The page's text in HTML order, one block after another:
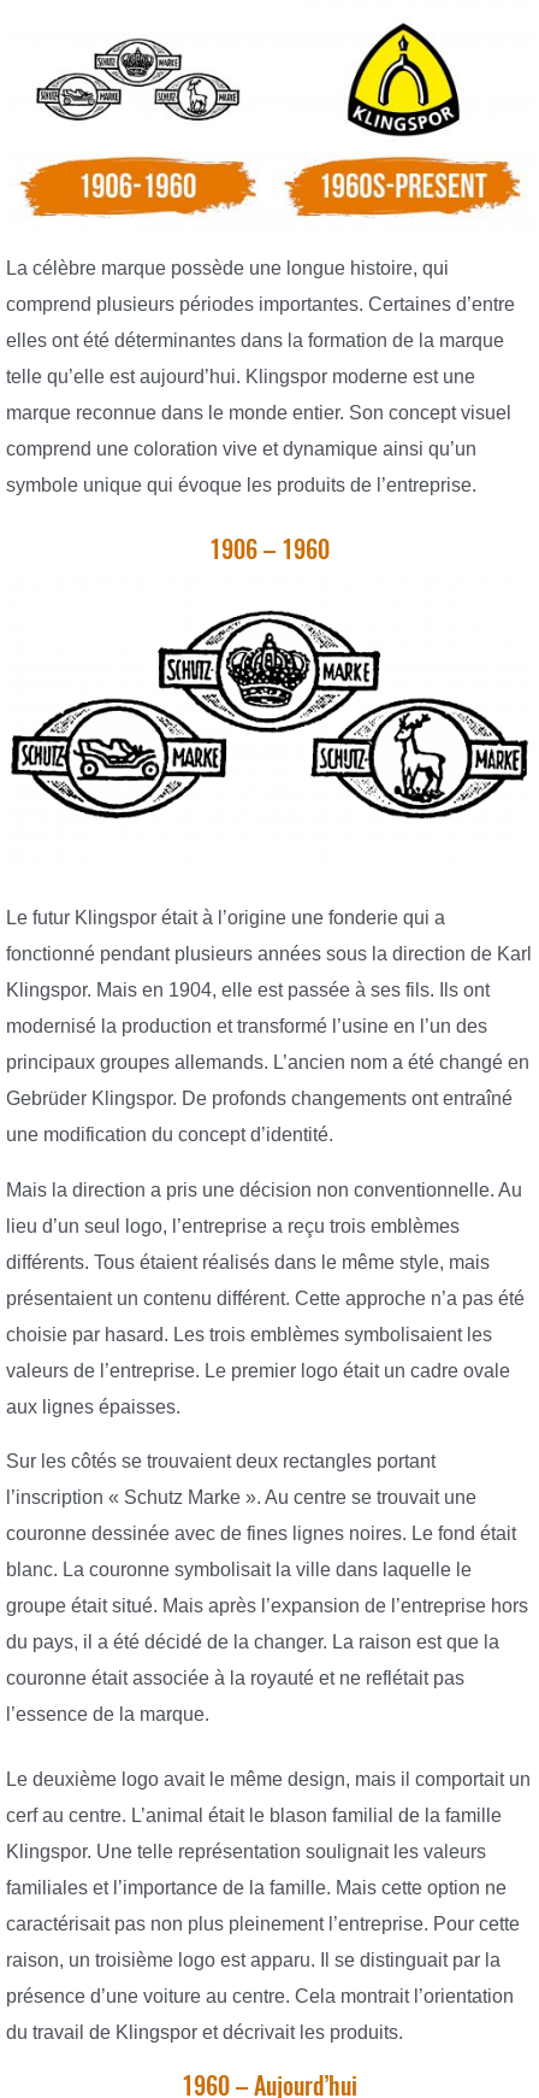
La célèbre marque possède une longue histoire, qui
comprend plusieurs périodes importantes. Certaines d’entre
elles ont été déterminantes dans la formation de la marque
telle qu’elle est aujourd’hui. Klingspor moderne est une
marque reconnue dans le monde entier. Son concept visuel
comprend une coloration vive et dynamique ainsi qu’un
symbole unique qui évoque les produits de l’entreprise.
1906 – 1960
Le futur Klingspor était à l’origine une fonderie qui a
fonctionné pendant plusieurs années sous la direction de Karl
Klingspor. Mais en 1904, elle est passée à ses fils. Ils ont
modernisé la production et transformé l’usine en l’un des
principaux groupes allemands. L’ancien nom a été changé en
Gebrüder Klingspor. De profonds changements ont entraîné
une modification du concept d’identité.
Mais la direction a pris une décision non conventionnelle. Au
lieu d’un seul logo, l’entreprise a reçu trois emblèmes
différents. Tous étaient réalisés dans le même style, mais
présentaient un contenu différent. Cette approche n’a pas été
choisie par hasard. Les trois emblèmes symbolisaient les
valeurs de l’entreprise. Le premier logo était un cadre ovale
aux lignes épaisses.
Sur les côtés se trouvaient deux rectangles portant
l’inscription « Schutz Marke ». Au centre se trouvait une
couronne dessinée avec de fines lignes noires. Le fond était
blanc. La couronne symbolisait la ville dans laquelle le
groupe était situé. Mais après l’expansion de l’entreprise hors
du pays, il a été décidé de la changer. La raison est que la
couronne était associée à la royauté et ne reflétait pas
l’essence de la marque.
Le deuxième logo avait le même design, mais il comportait un
cerf au centre. L’animal était le blason familial de la famille
Klingspor. Une telle représentation soulignait les valeurs
familiales et l’importance de la famille. Mais cette option ne
caractérisait pas non plus pleinement l’entreprise. Pour cette
raison, un troisième logo est apparu. Il se distinguait par la
présence d’une voiture au centre. Cela montrait l’orientation
du travail de Klingspor et décrivait les produits.
1960 – Aujourd’hui